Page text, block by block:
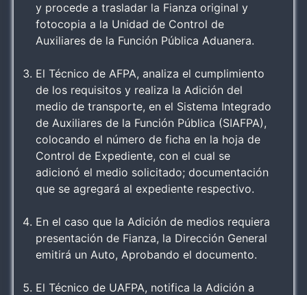
y procede a trasladar la Fianza original y
fotocopia a la Unidad de Control de
Auxiliares de la Función Pública Aduanera.
El Técnico de AFPA, analiza el cumplimiento
de los requisitos y realiza la Adición del
medio de transporte, en el Sistema Integrado
de Auxiliares de la Función Pública (SIAFPA),
colocando el número de ficha en la hoja de
Control de Expediente, con el cual se
adicionó el medio solicitado; documentación
que se agregará al expediente respectivo.
En el caso que la Adición de medios requiera
presentación de Fianza, la Dirección General
emitirá un Auto, Aprobando el documento.
El Técnico de UAFPA, notifica la Adición a